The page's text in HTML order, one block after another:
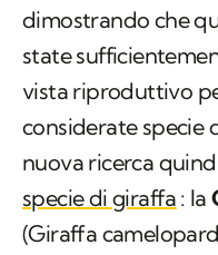
dimostrando che
state
vista riproduttivo
considerate specie
nuova ricerca
specie di giraffa : la
(Giraffa